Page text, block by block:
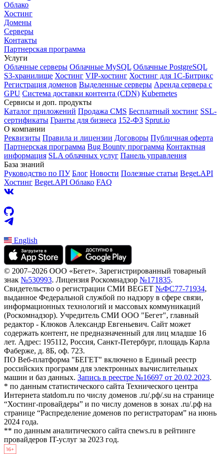
Облако
Хостинг
Домены
Серверы
Контакты
Партнерская программа
Услуги
Облачные серверы Облачные MySQL Облачные PostgreSQL
S3-хранилище Хостинг VIP-хостинг Хостинг для 1C-Битрикс
Регистрация доменов Выделенные серверы Аренда сервера с
GPU Система доставки контента (CDN) Kubernetes
Cервисы и доп. продукты
Каталог приложений Продажа CMS Бесплатный хостинг SSL-
сертификаты Гранты для бизнеса 152-ФЗ Sprut.io
О компании
Реквизиты Правила и лицензии Договоры Публичная оферта
Партнерская программа Bug Bounty программа Контактная
информация SLA облачных услуг Панель управления
База знаний
Руководство по ПУ Блог Новости Полезные статьи Beget.API
Хостинг Beget.API Облако FAQ
English
© 2007–2026 ООО «Бегет». Зарегистрированный товарный
знак №530993. Лицензия Роскомнадзор №171835.
Свидетельство о регистрации СМИ BEGET №ФС77-71934,
выданное Федеральной службой по надзору в сфере связи,
информационных технологий и массовых коммуникаций
(Роскомнадзор). Учредитель СМИ ООО "Бегет", главный
редактор - Клюков Александр Евгеньевич. Сайт может
содержать контент, не предназначенный для лиц младше 16
лет. Адрес: 195112, Россия, Санкт-Петербург, площадь Карла
Фаберже, д. 8Б, оф. 723.
ПО Веб-платформа "БЕГЕТ" включено в Единый реестр
российских программ для электронных вычислительных
машин и баз данных. Запись в реестре №16697 от 20.02.2023.
* по данным статистического сайта Технического центра
Интернета statdom.ru по числу доменов .ru/.рф/.su на странице
“Хостинг-провайдеры” и по числу доменов в зонах .ru/.рф на
странице “Распределение доменов по регистраторам” на июнь
2024 года.
** по данным аналитического сайта cnews.ru в рейтинге
провайдеров IT-услуг за 2023 год.